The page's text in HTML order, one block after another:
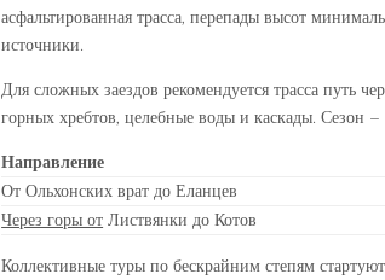
асфальтированная трасса, перепады высот
источники.
Для сложных заездов рекомендуется трасса путь
горных хребтов, целебные воды и каскады. Сезон –
Направление
От Ольхонских врат до Еланцев
Через горы от Листвянки до Котов
Коллективные туры по бескрайним степям